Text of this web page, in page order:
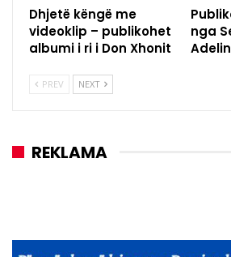
Dhjetë këngë me
videoklip – publikohet
albumi i ri i Don Xhonit
nga
PREV NEXT
REKLAMA